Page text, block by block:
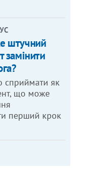
штучний
замінити
сприймати як
що може
перший крок